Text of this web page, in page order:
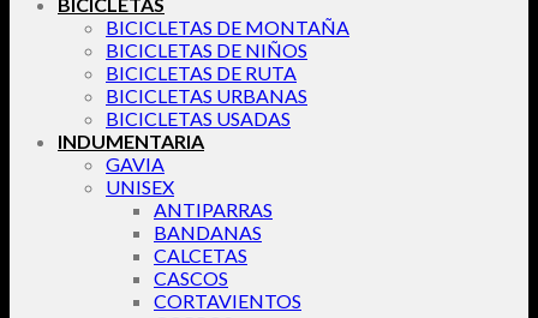
BICICLETAS DE MONTAÑA
BICICLETAS DE NIÑOS
BICICLETAS DE RUTA
BICICLETAS URBANAS
BICICLETAS USADAS
INDUMENTARIA
GAVIA
UNISEX
ANTIPARRAS
BANDANAS
CALCETAS
CASCOS
CORTAVIENTOS